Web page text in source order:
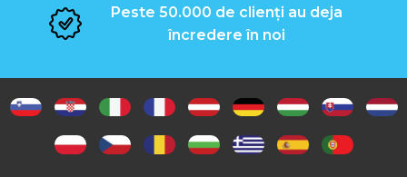
Peste 50.000 de clienți au deja
încredere în noi